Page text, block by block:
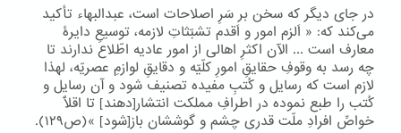
در جای دیگر که سخن بر سَرِ اصلاحات است، عبدالبهاء تأکید
می‌کند که: « اَلزم امور و اَقدم تشبّثاتِ لازمه، توسیعِ دایرۀ
معارف است ... الآن اکثرِ اهالی از امور عادیه اطّلاع ندارند تا
چه رسد به وقوفِ حقایقِ امورِ کلّیّه و دقایقِ لوازمِ عصریّه، لهذا
لازم است که رسایل و کُتبِ مفیده تصنیف شود و آن رسایل و
کُتب را طبع نموده در اطرافِ مملکت انتشار[دهند] تا اقلّاً
خواصِّ افرادِ ملّت قدری چشم و گوششان باز[شود] »(ص۱۲۹).